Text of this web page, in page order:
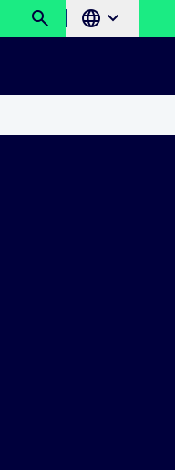
search language chevron_right